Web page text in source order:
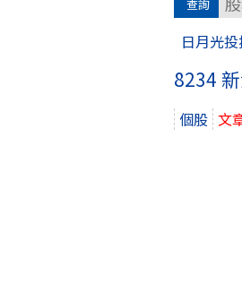
日月光
8234
個股 文